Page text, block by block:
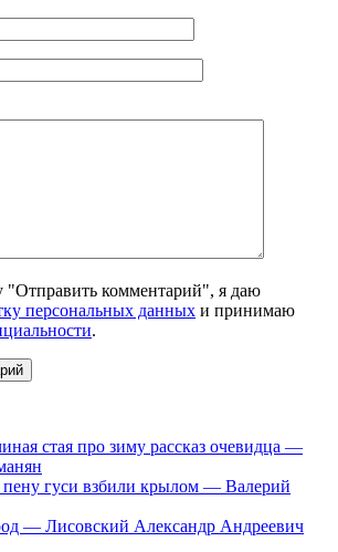
комментарий", я даю
персональных данных и принимаю
.
стая про зиму рассказ очевидца —
гуси взбили крылом — Валерий
— Лисовский Александр Андреевич